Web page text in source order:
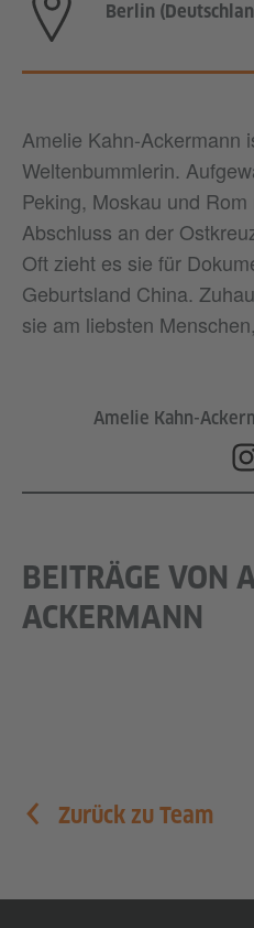
Berlin
Amelie Kahn-Ackermann
Weltenbummlerin.
Peking, Moskau und
Abschluss an der
Oft zieht es sie für
Geburtsland China.
sie am liebsten
Amelie Kahn-
BEITRÄGE VON
ACKERMANN
Zurück zu Team